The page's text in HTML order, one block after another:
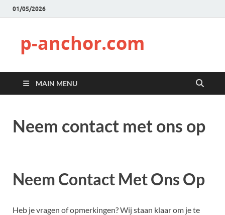
01/05/2026
p-anchor.com
MAIN MENU
Neem contact met ons op
Neem Contact Met Ons Op
Heb je vragen of opmerkingen? Wij staan klaar om je te